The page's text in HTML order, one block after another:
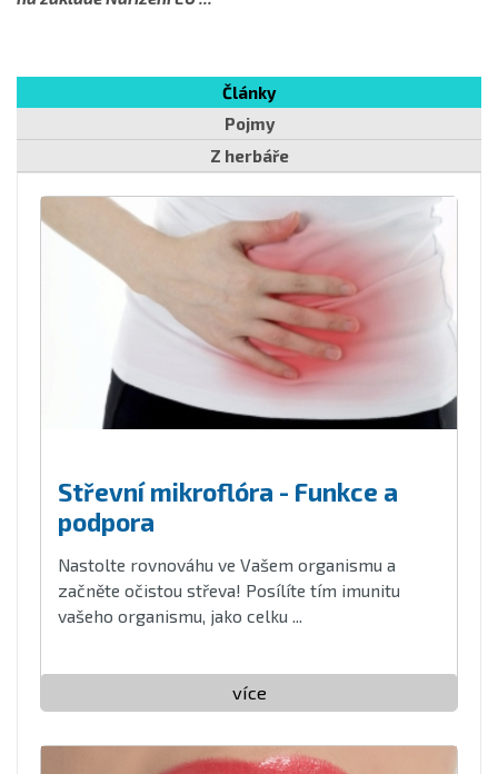
Články
Pojmy
Z herbáře
Střevní mikroflóra - Funkce a
podpora
Nastolte rovnováhu ve Vašem organismu a
začněte očistou střeva! Posílíte tím imunitu
vašeho organismu, jako celku ...
více